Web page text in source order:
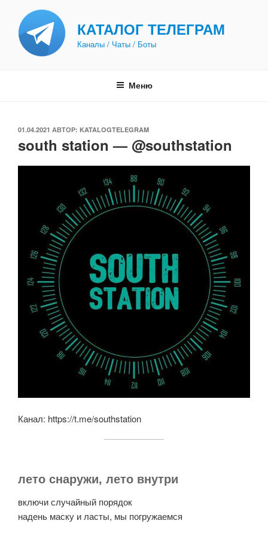
содержимому
КАТАЛОГ ТЕЛЕГРАМ
Каналы / Чаты / Боты
Меню
ОПУБЛИКОВАНО
01.04.2021 АВТОР: KATALOGTELEGRAM
south station — @southstation
Канал: https://t.me/southstation
лето снаружи, лето внутри
включи случайный порядок
надень маску и ласты, мы погружаемся